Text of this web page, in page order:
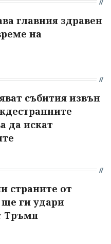
главния здравен
на
събития извън
да искат
страните от
ще ги удари
Тръмп